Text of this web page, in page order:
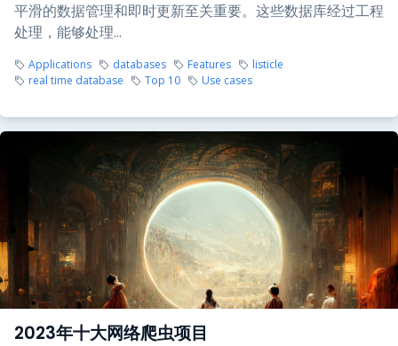
平滑的数据管理和即时更新至关重要。这些数据库经过工程
处理，能够处理...
Applications databases Features
listicle
real time database
Top 10 Use cases
2023年十大网络爬虫项目